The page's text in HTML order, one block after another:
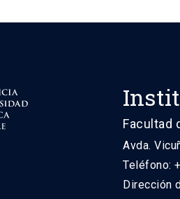
Facultad
Avda.
Teléfono:
Dirección